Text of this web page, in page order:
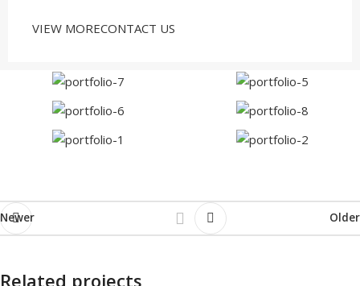
VIEW MORECONTACT US
Newer Older
Related projects